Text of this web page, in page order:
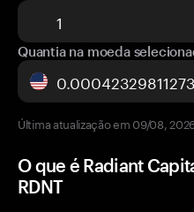
Quantia na moeda
Última atualização em 09/08,
O que é Radiant
RDNT